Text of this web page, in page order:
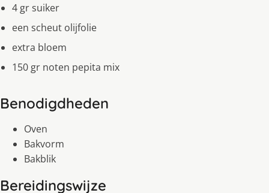
4 gr suiker
een scheut olijfolie
extra bloem
150 gr noten pepita mix
Benodigdheden
Oven
Bakvorm
Bakblik
Bereidingswijze